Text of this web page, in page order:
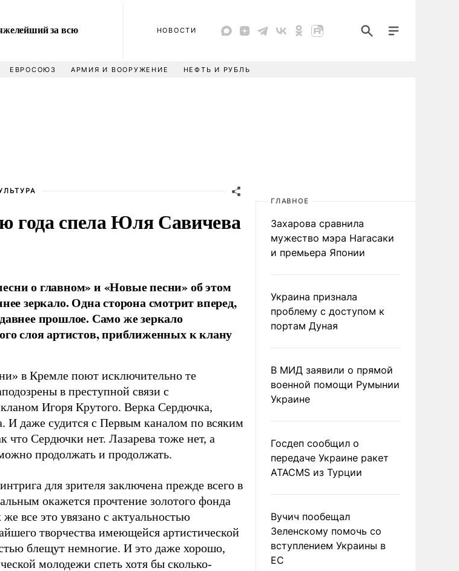
за всю
НОВОСТИ
ЕВРОСОЮЗ АРМИЯ И ВООРУЖЕНИЕ НЕФТЬ И РУБЛЬ
года спела Юля Савичева
о главном» и «Новые песни» об этом
зеркало. Одна сторона смотрит вперед,
прошлое. Само же зеркало
слоя артистов, приближенных к клану
в Кремле поют исключительно те
в преступной связи с
Игоря Крутого. Верка Сердючка,
И даже судится с Первым каналом по всяким
что Сердючки нет. Лазарева тоже нет, а
продолжать и продолжать.
для зрителя заключена прежде всего в
окажется прочтение золотого фонда
все это увязано с актуальностью
творчества имеющейся артистической
блещут немногие. И это даже хорошо,
молодежи спеть хотя бы сколько-
ГЛАВНОЕ
Захарова сравнила
мужество мэра Нагасаки
и премьера Японии
Украина признала
проблему с доступом к
портам Дуная
В МИД заявили о прямой
военной помощи Румынии
Украине
Госдеп сообщил о
передаче Украине ракет
ATACMS из Турции
Вучич пообещал
Зеленскому помочь со
вступлением Украины в
ЕС